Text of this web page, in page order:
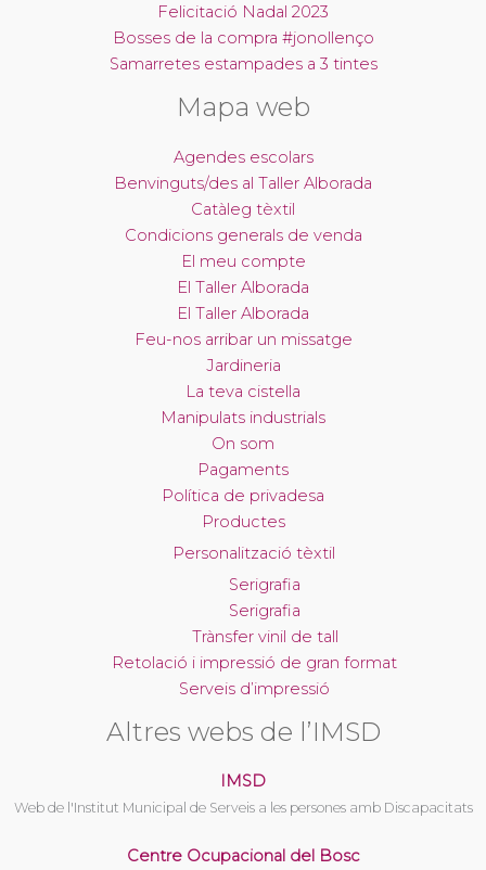
Felicitació Nadal 2023
Bosses de la compra #jonollenço
Samarretes estampades a 3 tintes
Mapa web
Agendes escolars
Benvinguts/des al Taller Alborada
Catàleg tèxtil
Condicions generals de venda
El meu compte
El Taller Alborada
El Taller Alborada
Feu-nos arribar un missatge
Jardineria
La teva cistella
Manipulats industrials
On som
Pagaments
Política de privadesa
Productes
Personalització tèxtil
Serigrafia
Serigrafia
Trànsfer vinil de tall
Retolació i impressió de gran format
Serveis d’impressió
Altres webs de l’IMSD
IMSD
Web de l'Institut Municipal de Serveis a les persones amb Discapacitats
Centre Ocupacional del Bosc